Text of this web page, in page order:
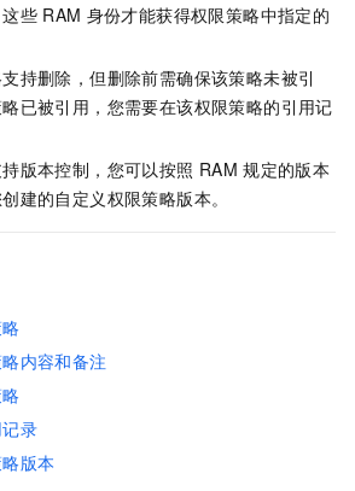
些 RAM 身份才能获得权限策略中指定的
持删除，但删除前需确保该策略未被引
已被引用，您需要在该权限策略的引用记
版本控制，您可以按照 RAM 规定的版本
建的自定义权限策略版本。
内容和备注
录
版本